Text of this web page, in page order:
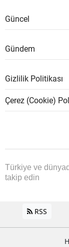
Güncel
Gündem
Gizlilik Politikası
Çerez (Cookie)
Türkiye ve
takip edin
RSS